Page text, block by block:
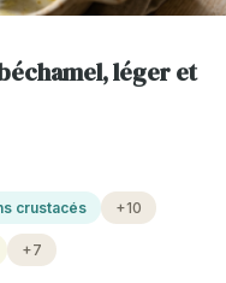
léger et
crustacés +10
+7